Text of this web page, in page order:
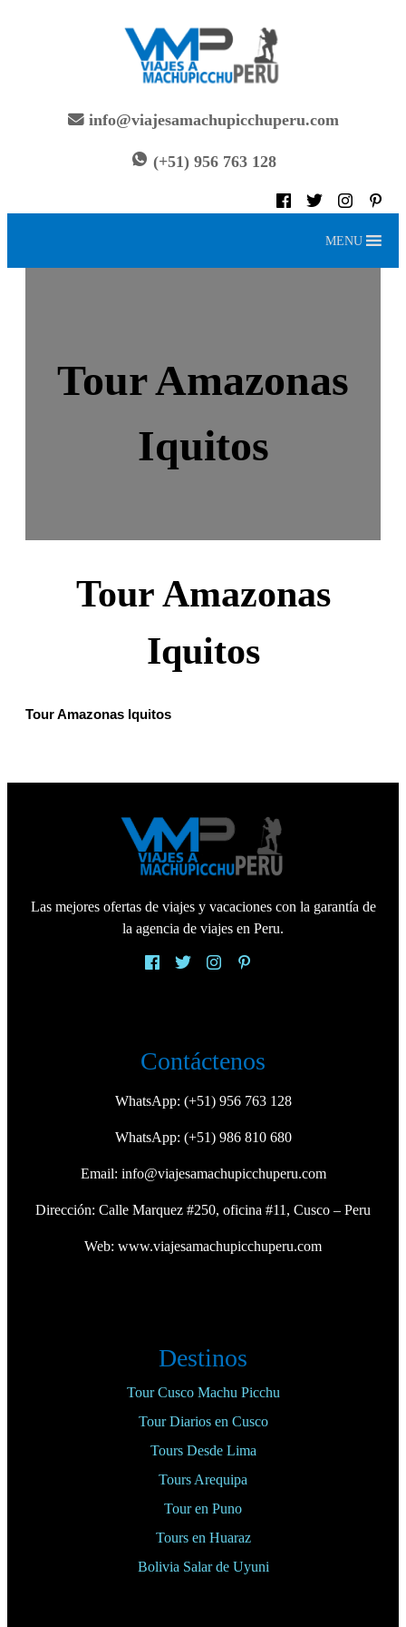
info@viajesamachupicchuperu.com
(+51) 956 763 128
MENU
Tour Amazonas
Iquitos
Tour Amazonas
Iquitos
Tour Amazonas Iquitos
Las mejores ofertas de viajes y vacaciones con la garantía de
la agencia de viajes en Peru.
Contáctenos
WhatsApp: (+51) 956 763 128
WhatsApp: (+51) 986 810 680
Email: info@viajesamachupicchuperu.com
Dirección: Calle Marquez #250, oficina #11, Cusco – Peru
Web: www.viajesamachupicchuperu.com
Destinos
Tour Cusco Machu Picchu
Tour Diarios en Cusco
Tours Desde Lima
Tours Arequipa
Tour en Puno
Tours en Huaraz
Bolivia Salar de Uyuni